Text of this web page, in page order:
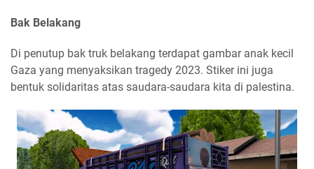
Bak Belakang
Di penutup bak truk belakang terdapat gambar anak kecil
Gaza yang menyaksikan tragedy 2023. Stiker ini juga
bentuk solidaritas atas saudara-saudara kita di palestina.